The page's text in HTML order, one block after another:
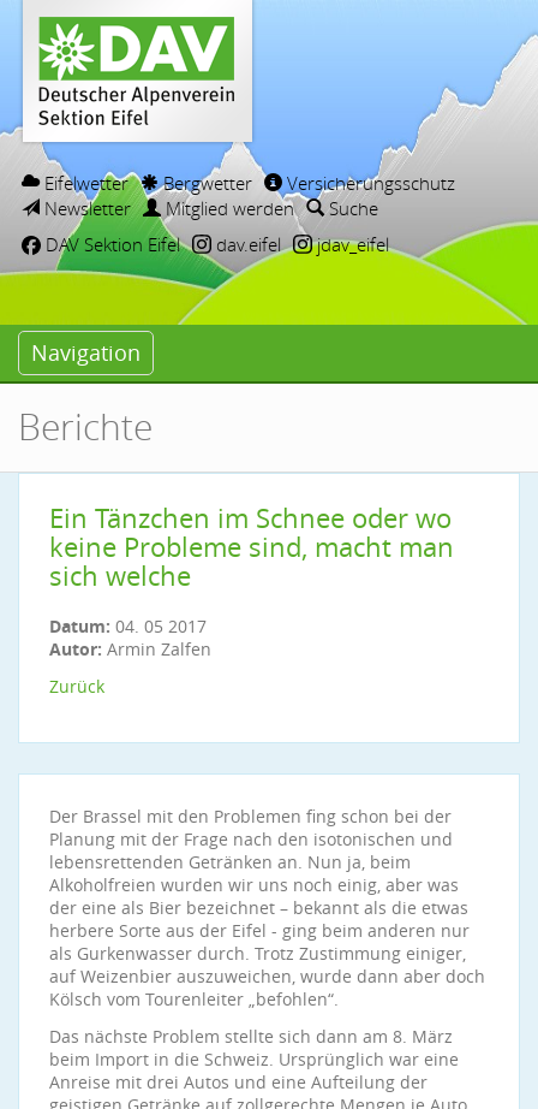
Eifelwetter Bergwetter
Versicherungsschutz
Newsletter
Mitglied werden
Suche
DAV Sektion Eifel
dav.eifel jdav_eifel
Navigation
Berichte
Ein Tänzchen im Schnee oder wo
keine Probleme sind, macht man
sich welche
Datum: 04. 05 2017
Autor: Armin Zalfen
Zurück
Der Brassel mit den Problemen fing schon bei der
Planung mit der Frage nach den isotonischen und
lebensrettenden Getränken an. Nun ja, beim
Alkoholfreien wurden wir uns noch einig, aber was
der eine als Bier bezeichnet – bekannt als die etwas
herbere Sorte aus der Eifel - ging beim anderen nur
als Gurkenwasser durch. Trotz Zustimmung einiger,
auf Weizenbier auszuweichen, wurde dann aber doch
Kölsch vom Tourenleiter „befohlen“.
Das nächste Problem stellte sich dann am 8. März
beim Import in die Schweiz. Ursprünglich war eine
Anreise mit drei Autos und eine Aufteilung der